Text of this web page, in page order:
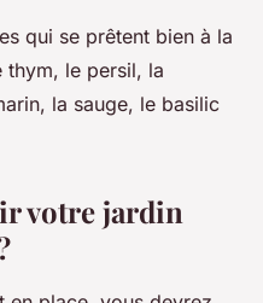
qui se prêtent bien à la
thym, le persil, la
la sauge, le basilic
votre jardin